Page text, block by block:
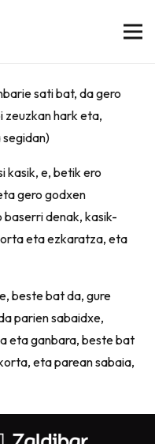
sati bat, da gero
zeuzkan hark eta,
kasik, e, betik ero
gero godxen
denak, kasik-
eta ezkaratza, eta
beste bat da, gure
parien sabaidxe,
eta ganbara, beste bat
eta parean sabaia,